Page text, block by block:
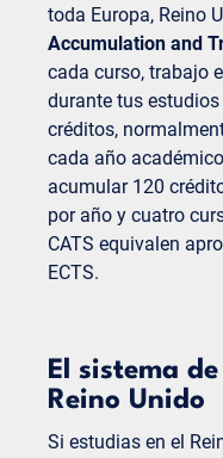
toda Europa, Reino
Accumulation and
cada curso, trabajo
durante tus
créditos,
cada año
acumular 120
por año y cuatro
CATS equivalen
ECTS.
El sistema
Reino Unido
Si estudias en el